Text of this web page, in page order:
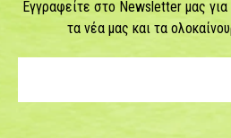
Εγγραφείτε στο Newsletter μας
τα νέα μας και τα